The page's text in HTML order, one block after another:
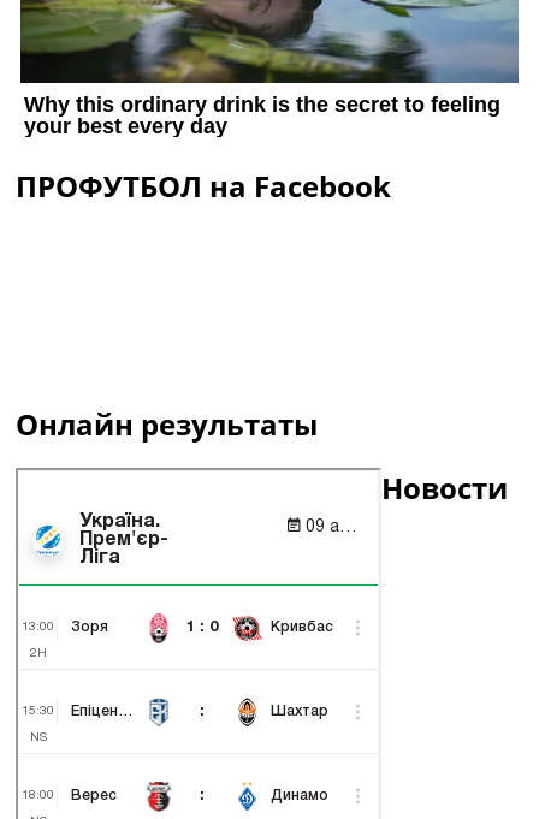
ПРОФУТБОЛ на Facebook
Онлайн результаты
Новости